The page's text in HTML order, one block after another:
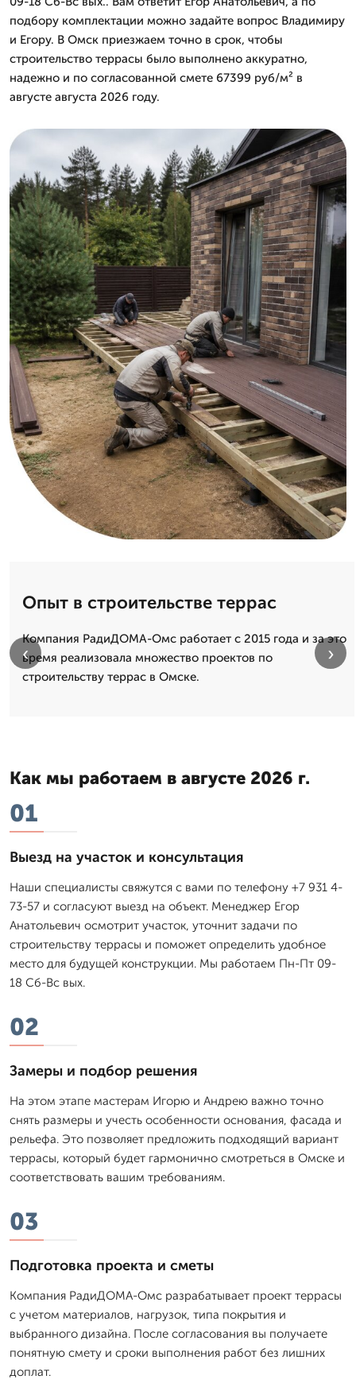
подбору комплектации можно задайте вопрос Владимиру
и Егору. В Омск приезжаем точно в срок, чтобы
строительство террасы было выполнено аккуратно,
надежно и по согласованной смете 67399 руб/м² в
августе августа 2026 году.
Опыт в строительстве террас
Компания РадиДОМА-Омс работает с 2015 года и за это
время реализовала множество проектов по
строительству террас в Омске.
‹ ›
Как мы работаем в августе 2026 г.
01
Выезд на участок и консультация
Наши специалисты свяжутся с вами по телефону +7 931 4-
73-57 и согласуют выезд на объект. Менеджер Егор
Анатольевич осмотрит участок, уточнит задачи по
строительству террасы и поможет определить удобное
место для будущей конструкции. Мы работаем Пн-Пт 09-
18 Сб-Вс вых.
02
Замеры и подбор решения
На этом этапе мастерам Игорю и Андрею важно точно
снять размеры и учесть особенности основания, фасада и
рельефа. Это позволяет предложить подходящий вариант
террасы, который будет гармонично смотреться в Омске и
соответствовать вашим требованиям.
03
Подготовка проекта и сметы
Компания РадиДОМА-Омс разрабатывает проект террасы
с учетом материалов, нагрузок, типа покрытия и
выбранного дизайна. После согласования вы получаете
понятную смету и сроки выполнения работ без лишних
доплат.